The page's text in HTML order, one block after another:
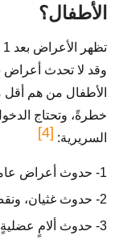
الأطفال؟
وقد لا تحدث
خطرةً، وتحتاج
السريرية: [4]
1- حدوث أعراض عامة، مثل: التعب، والوهن، والحمى.
2- حدوث غثيان، ونقص شهية، وإسهال وإقياء.
3- حدوث ألامٍ عضليةٍ ومفصلية.